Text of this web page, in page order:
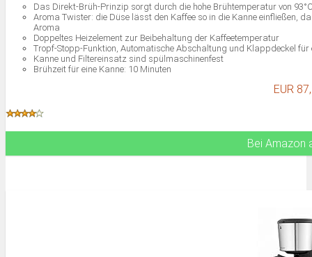
Das Direkt-Brüh-Prinzip sorgt durch die hohe Brühtemperatur von
Aroma Twister: die Düse lässt den Kaffee so in die Kanne einfließen,
Aroma
Doppeltes Heizelement zur Beibehaltung der Kaffeetemperatur
Tropf-Stopp-Funktion, Automatische Abschaltung und Klappdeckel
Kanne und Filtereinsatz sind spülmaschinenfest
Brühzeit für eine Kanne: 10 Minuten
EUR
Bei Amazon